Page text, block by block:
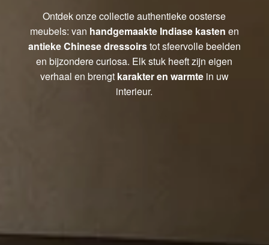
Ontdek onze collectie authentieke oosterse
meubels: van handgemaakte Indiase kasten en
antieke Chinese dressoirstot sfeervolle beelden
en bijzondere curiosa. Elk stuk heeft zijn eigen
verhaal en brengt karakter en warmte in uw
interieur.